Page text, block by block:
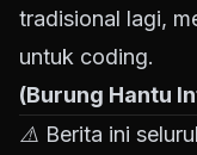
tradisional lagi,
untuk coding.
(Burung Hantu
⚠️ Berita ini